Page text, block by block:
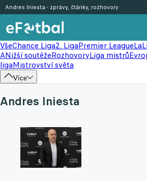
VšeChance Liga2. LigaPremier League
ANižší soutěžeRozhovoryLiga mistrů
ligaMistrovství světa
Více
Andres Iniesta - zprávy, články, rozhovory
Andres Iniesta